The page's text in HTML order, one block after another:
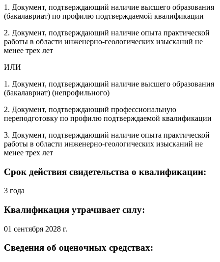
1. Документ, подтверждающий наличие высшего образования
(бакалавриат) по профилю подтверждаемой квалификации
2. Документ, подтверждающий наличие опыта практической
работы в области инженерно-геологических изысканий не
менее трех лет
ИЛИ
1. Документ, подтверждающий наличие высшего образования
(бакалавриат) (непрофильного)
2. Документ, подтверждающий профессиональную
переподготовку по профилю подтверждаемой квалификации
3. Документ, подтверждающий наличие опыта практической
работы в области инженерно-геологических изысканий не
менее трех лет
Срок действия свидетельства о квалификации:
3 года
Квалификация утрачивает силу:
01 сентября 2028 г.
Сведения об оценочных средствах: